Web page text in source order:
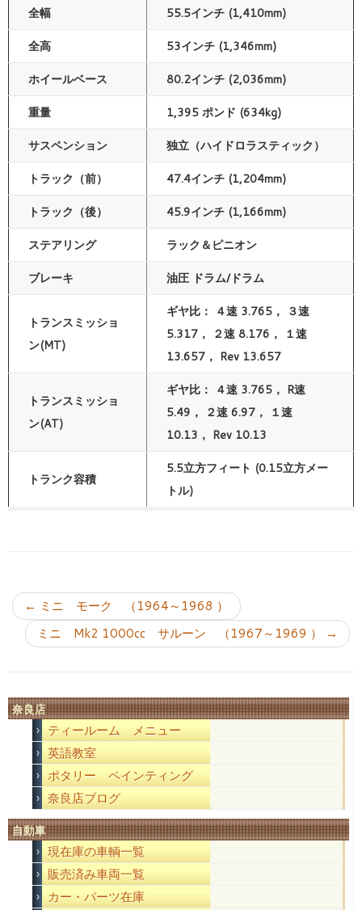
全幅 55.5インチ (1,410mm)
全高 53インチ (1,346mm)
ホイールベース 80.2インチ (2,036mm)
重量 1,395 ポンド (634kg)
サスペンション 独立（ハイドロラスティック）
トラック（前） 47.4インチ (1,204mm)
トラック（後） 45.9インチ (1,166mm)
ステアリング ラック＆ピニオン
ブレーキ 油圧 ドラム/ドラム
トランスミッショ
ン(MT)
ギヤ比： ４速 3.765， ３速
5.317， ２速 8.176， １速
13.657， Rev 13.657
トランスミッショ
ン(AT)
ギヤ比： ４速 3.765， R速
5.49， ２速 6.97， １速
10.13， Rev 10.13
トランク容積
5.5立方フィート (0.15立方メー
トル)
← ミニ モーク （1964～1968 ）
ミニ Mk2 1000cc サルーン （1967～1969 ）
→
奈良店
ティールーム メニュー
英語教室
ポタリー ペインティング
奈良店ブログ
自動車
現在庫の車輌一覧
販売済み車両一覧
カー・パーツ在庫